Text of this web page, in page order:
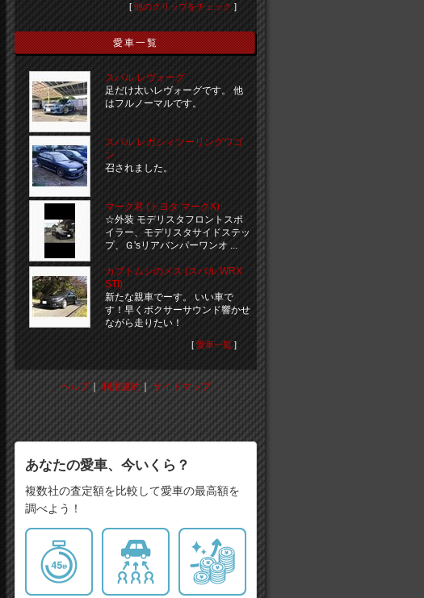
[ 他のクリップをチェック ]
愛車一覧
スバル レヴォーグ
足だけ太いレヴォーグです。 他
はフルノーマルです。
スバル レガシィツーリングワゴ
ン
召されました。
マーク君 (トヨタ マークX)
☆外装 モデリスタフロントスポ
イラー、モデリスタサイドステッ
プ、Ｇ'sリアバンパーワンオ ...
カブトムシのメス (スバル WRX
STI)
新たな親車でーす。 いい車で
す！早くボクサーサウンド響かせ
ながら走りたい！
[ 愛車一覧 ]
ヘルプ｜利用規約｜サイトマップ
あなたの愛車、今いくら？
複数社の査定額を比較して愛車の最高額を
調べよう！